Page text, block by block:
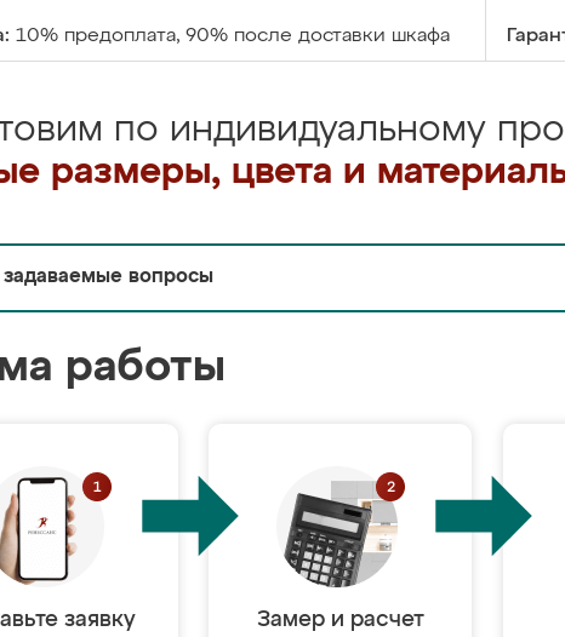
10% предоплата, 90% после доставки шкафа
по индивидуальному
размеры, цвета и
задаваемые вопросы
работы
заявку Замер и расчет